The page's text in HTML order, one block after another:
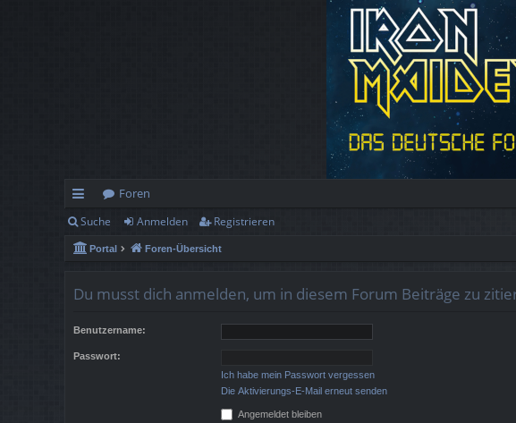
ch
ne
Foren
Suche Anmelden Registrieren
Portal Foren-Übersicht
Du musst dich anmelden, um in diesem Forum Beiträge zu
Benutzername:
Passwort:
Ich habe mein Passwort vergessen
Die Aktivierungs-E-Mail erneut senden
Angemeldet bleiben